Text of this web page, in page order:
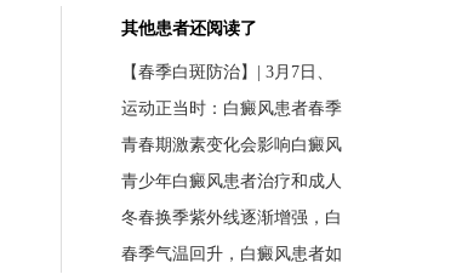
其他患者还阅读了
【春季白斑防治】| 3月7日、
运动正当时：白癜风患者春季
青春期激素变化会影响白癜风
青少年白癜风患者治疗和成人
冬春换季紫外线逐渐增强，白
春季气温回升，白癜风患者如